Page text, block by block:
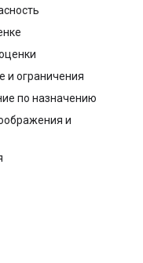
и ограничения
по назначению
и